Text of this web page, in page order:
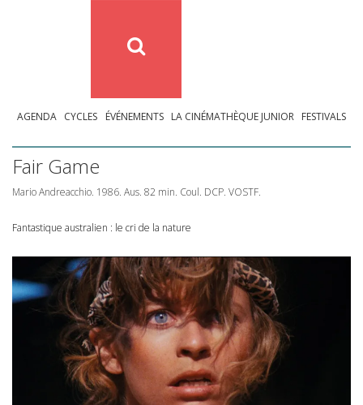
AGENDA CYCLES ÉVÉNEMENTS LA CINÉMATHÈQUE JUNIOR FESTIVALS
Fair Game
Mario Andreacchio. 1986. Aus. 82 min. Coul. DCP. VOSTF.
Fantastique australien : le cri de la nature